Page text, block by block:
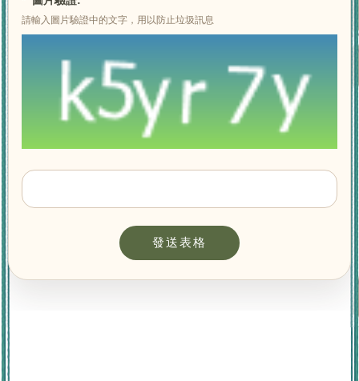
請輸入圖片驗證中的文字，用以防止垃圾訊息